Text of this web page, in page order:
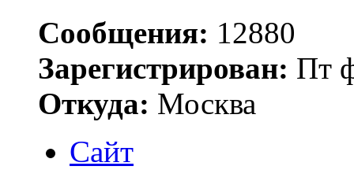
Сообщения: 12880
Зарегистрирован: Пт
Откуда: Москва
Сайт